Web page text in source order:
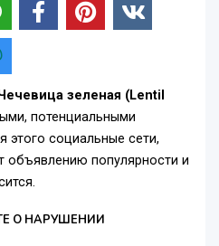
зеленая (Lentil
потенциальными
этого социальные сети,
популярности и
О НАРУШЕНИИ